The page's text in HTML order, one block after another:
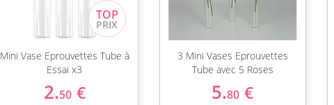
Mini Vase Eprouvettes Tube à
Essai x3
2.50 €
3 Mini Vases Eprouvettes
Tube avec 5 Roses
5.80 €